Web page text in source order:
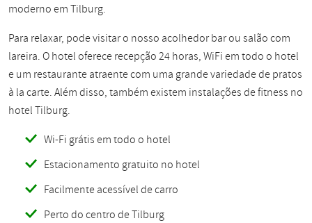
moderno em Tilburg.
Para relaxar, pode visitar o nosso acolhedor bar ou salão com
lareira. O hotel oferece recepção 24 horas, WiFi em todo o hotel
e um restaurante atraente com uma grande variedade de pratos
à la carte. Além disso, também existem instalações de fitness no
hotel Tilburg.
Wi-Fi grátis em todo o hotel
Estacionamento gratuito no hotel
Facilmente acessível de carro
Perto do centro de Tilburg